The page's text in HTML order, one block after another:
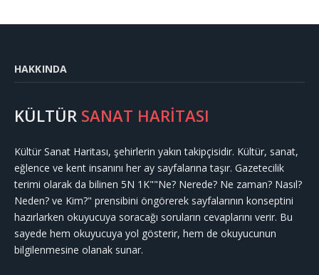
HAKKINDA
KÜLTÜR SANAT HARİTASI
Kültür Sanat Haritası, şehirlerin yakın takipçisidir. Kültür, sanat,
eğlence ve kent insanını her ay sayfalarına taşır. Gazetecilik
terimi olarak da bilinen 5N 1K""Ne? Nerede? Ne zaman? Nasıl?
Neden? ve Kim?" prensibini öngörerek sayfalarının konseptini
hazırlarken okuyucuya soracağı soruların cevaplarını verir. Bu
sayede hem okuyucuya yol gösterir, hem de okuyucunun
bilgilenmesine olanak sunar.